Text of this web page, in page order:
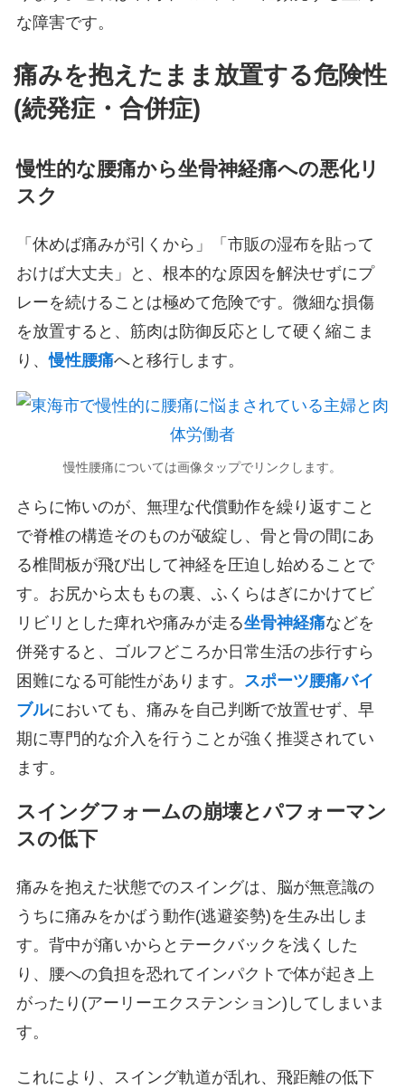
な障害です。
痛みを抱えたまま放置する危険性
(続発症・合併症)
慢性的な腰痛から坐骨神経痛への悪化リ
スク
「休めば痛みが引くから」「市販の湿布を貼って
おけば大丈夫」と、根本的な原因を解決せずにプ
レーを続けることは極めて危険です。微細な損傷
を放置すると、筋肉は防御反応として硬く縮こま
り、慢性腰痛へと移行します。
慢性腰痛については画像タップでリンクします。
さらに怖いのが、無理な代償動作を繰り返すこと
で脊椎の構造そのものが破綻し、骨と骨の間にあ
る椎間板が飛び出して神経を圧迫し始めることで
す。お尻から太ももの裏、ふくらはぎにかけてビ
リビリとした痺れや痛みが走る坐骨神経痛などを
併発すると、ゴルフどころか日常生活の歩行すら
困難になる可能性があります。 スポーツ腰痛バイ
ブルにおいても、痛みを自己判断で放置せず、早
期に専門的な介入を行うことが強く推奨されてい
ます。
スイングフォームの崩壊とパフォーマン
スの低下
痛みを抱えた状態でのスイングは、脳が無意識の
うちに痛みをかばう動作(逃避姿勢)を生み出しま
す。背中が痛いからとテークバックを浅くした
り、腰への負担を恐れてインパクトで体が起き上
がったり(アーリーエクステンション)してしまいま
す。
これにより、スイング軌道が乱れ、飛距離の低下